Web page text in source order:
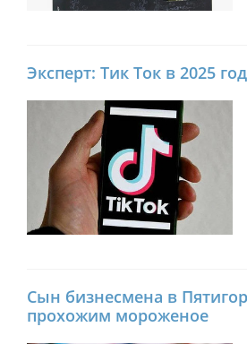
Эксперт: Тик Ток в 2025
Сын бизнесмена в
прохожим мороженое